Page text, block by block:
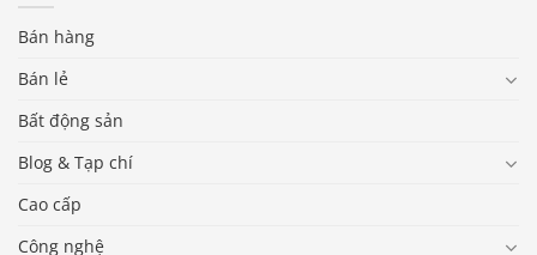
Bán hàng
Bán lẻ
Bất động sản
Blog & Tạp chí
Cao cấp
Công nghệ